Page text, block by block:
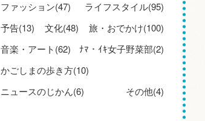
ファッション(47)
ライフスタイル(95)
予告(13)
文化(48)
旅・おでかけ(100)
音楽・アート(62)
ﾅﾏ・ｲｷ女子野菜部(2)
かごしまの歩き方(10)
ニュースのじかん(6)
その他(4)